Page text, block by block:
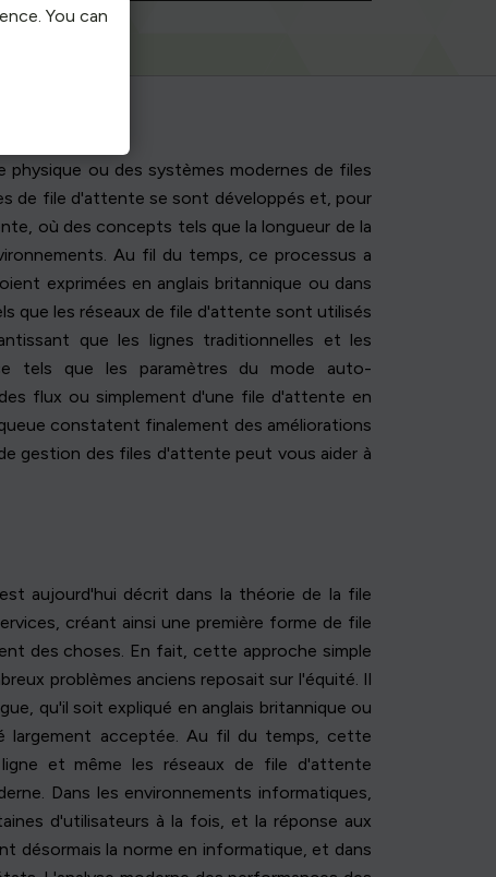
ou des systèmes modernes de files
de file d'attente se sont développés et, pour
où des concepts tels que la longueur de la
Au fil du temps, ce processus a
exprimées en anglais britannique ou dans
que les réseaux de file d'attente sont utilisés
que les lignes traditionnelles et les
tels que les paramètres du mode auto-
flux ou simplement d'une file d'attente en
constatent finalement des améliorations
gestion des files d'attente peut vous aider à
aujourd'hui décrit dans la théorie de la file
créant ainsi une première forme de file
des choses. En fait, cette approche simple
problèmes anciens reposait sur l'équité. Il
qu'il soit expliqué en anglais britannique ou
largement acceptée. Au fil du temps, cette
et même les réseaux de file d'attente
Dans les environnements informatiques,
d'utilisateurs à la fois, et la réponse aux
désormais la norme en informatique, et dans
You can